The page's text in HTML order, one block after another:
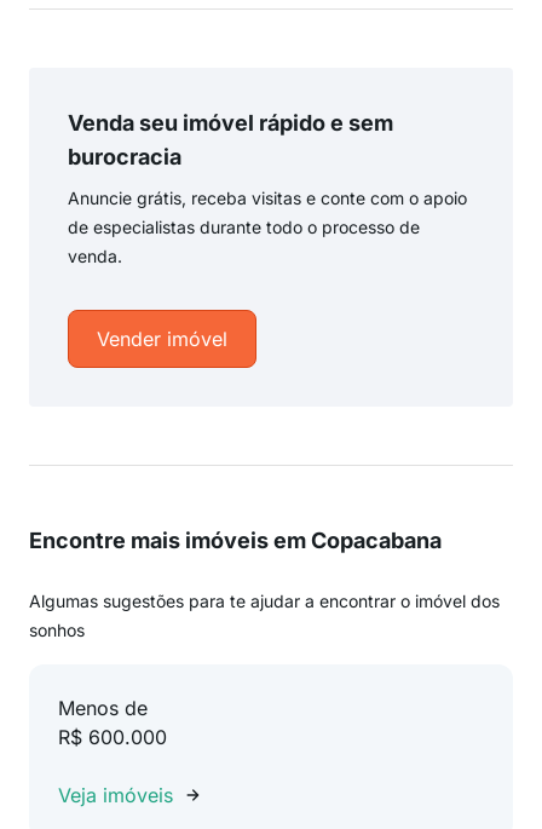
Venda seu imóvel rápido e sem
burocracia
Anuncie grátis, receba visitas e conte com o apoio
de especialistas durante todo o processo de
venda.
Vender imóvel
Encontre mais imóveis em Copacabana
Algumas sugestões para te ajudar a encontrar o imóvel dos
sonhos
Menos de
R$ 600.000
Veja imóveis